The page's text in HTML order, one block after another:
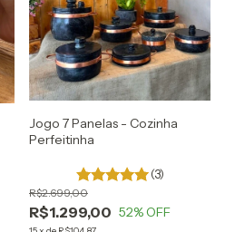
Jogo 7 Panelas - Cozinha
Perfeitinha
(3)
R$1.299,00
R$2.699,00
52% OFF